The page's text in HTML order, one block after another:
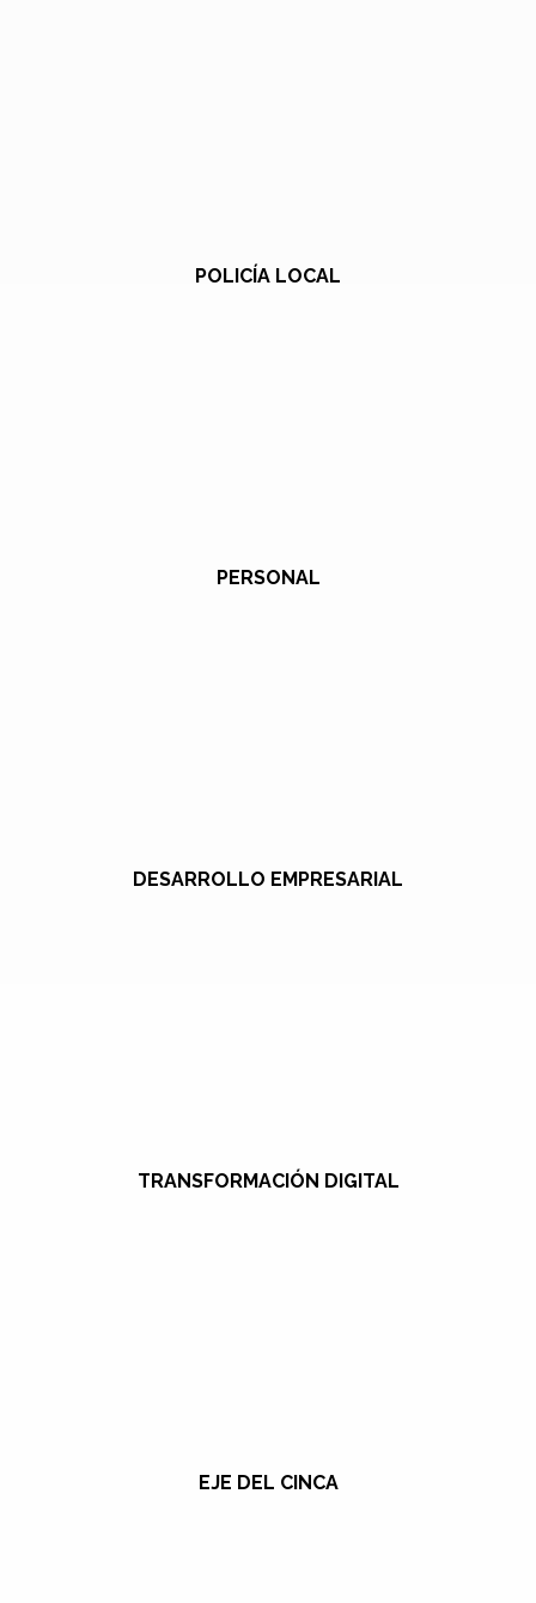
POLICÍA LOCAL
PERSONAL
DESARROLLO EMPRESARIAL
TRANSFORMACIÓN DIGITAL
EJE DEL CINCA